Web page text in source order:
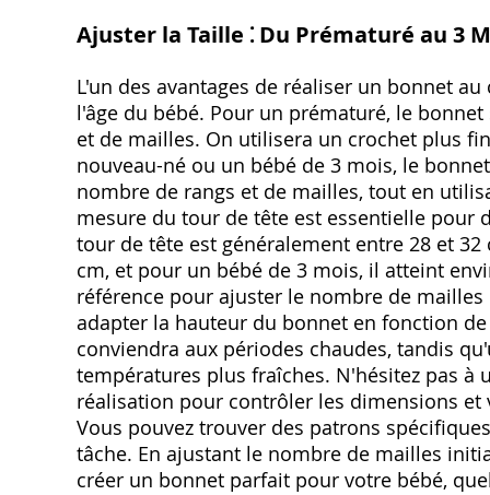
Ajuster la Taille ⁚ Du Prématuré au 3
L'un des avantages de réaliser un bonnet
l'âge du bébé. Pour un prématuré, le
et de mailles. On utilisera un crochet plus
nouveau-né ou un bébé de 3 mois, le
nombre de rangs et de mailles, tout en
mesure du tour de tête est essentielle
tour de tête est généralement entre 28 et
cm, et pour un bébé de 3 mois, il atteint
référence pour ajuster le nombre de
adapter la hauteur du bonnet en fonction
conviendra aux périodes chaudes, tandis
températures plus fraîches. N'hésitez pas
réalisation pour contrôler les dimensions
Vous pouvez trouver des patrons
tâche. En ajustant le nombre de mailles
créer un bonnet parfait pour votre bébé,